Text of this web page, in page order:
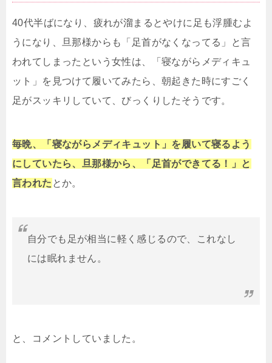
40代半ばになり、疲れが溜まるとやけに足も浮腫むよ
うになり、旦那様からも「足首がなくなってる」と言
われてしまったという女性は、「寝ながらメディキュ
ット」を見つけて履いてみたら、朝起きた時にすごく
足がスッキリしていて、びっくりしたそうです。
毎晩、「寝ながらメディキュット」を履いて寝るよう
にしていたら、旦那様から、「足首ができてる！」と
言われた とか。
自分でも足が相当に軽く感じるので、これなし
には眠れません。
と、コメントしていました。